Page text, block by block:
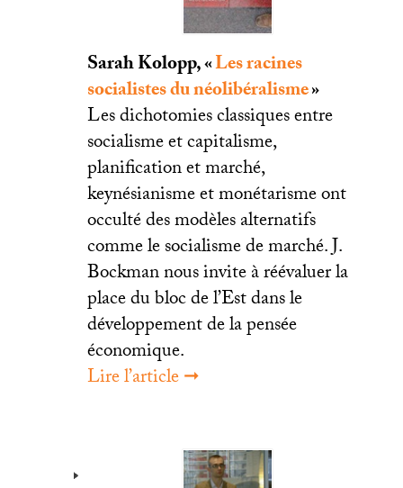
Sarah Kolopp, «Les racines
socialistes du néolibéralisme»
Les dichotomies classiques entre
socialisme et capitalisme,
planification et marché,
keynésianisme et monétarisme ont
occulté des modèles alternatifs
comme le socialisme de marché. J.
Bockman nous invite à réévaluer la
place du bloc de l’Est dans le
développement de la pensée
économique.
Lire l’article ➞